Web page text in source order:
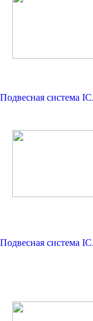
Подвесная система
Подвесная система